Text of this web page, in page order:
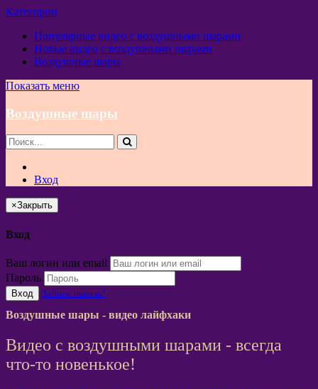
Категории
Популярные видео с воздушными шарами
Новые видео с воздушными шарами
Воздушные шары
Показать меню
Воздушные шары
Вход
×Закрыть
Вход
Ваш логин или email
Пароль
Вход Забыли пароль?
Воздушные шары - видео лайфхаки
Видео с воздушными шарами - всегда
что-то новенькое!